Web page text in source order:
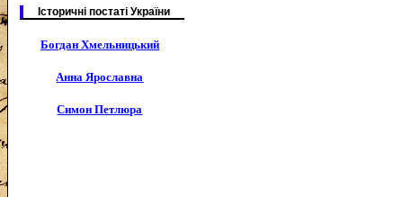
Історичні постаті України
Богдан Хмельницький
Анна Ярославна
Симон Петлюра